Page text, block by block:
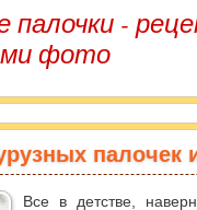
палочки -
фото
палочек
Все в детстве,